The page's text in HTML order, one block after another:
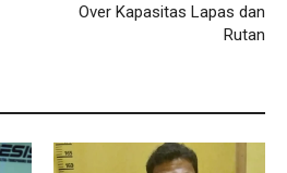
Over Kapasitas Lapas dan
Rutan